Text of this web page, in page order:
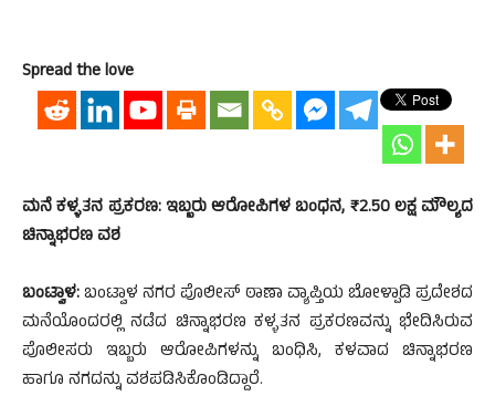
Spread the love
ಮನೆ ಕಳ್ಳತನ ಪ್ರಕರಣ: ಇಬ್ಬರು ಆರೋಪಿಗಳ ಬಂಧನ, ₹2.50 ಲಕ್ಷ ಮೌಲ್ಯದ
ಚಿನ್ನಾಭರಣ ವಶ
ಬಂಟ್ವಾಳ:ಬಂಟ್ವಾಳ ನಗರ ಪೊಲೀಸ್ ಠಾಣಾ ವ್ಯಾಪ್ತಿಯ ಬೋಳ್ಪಾಡಿ ಪ್ರದೇಶದ
ಮನೆಯೊಂದರಲ್ಲಿ ನಡೆದ ಚಿನ್ನಾಭರಣ ಕಳ್ಳತನ ಪ್ರಕರಣವನ್ನು ಭೇದಿಸಿರುವ
ಪೊಲೀಸರು ಇಬ್ಬರು ಆರೋಪಿಗಳನ್ನು ಬಂಧಿಸಿ, ಕಳವಾದ ಚಿನ್ನಾಭರಣ
ಹಾಗೂ ನಗದನ್ನು ವಶಪಡಿಸಿಕೊಂಡಿದ್ದಾರೆ.